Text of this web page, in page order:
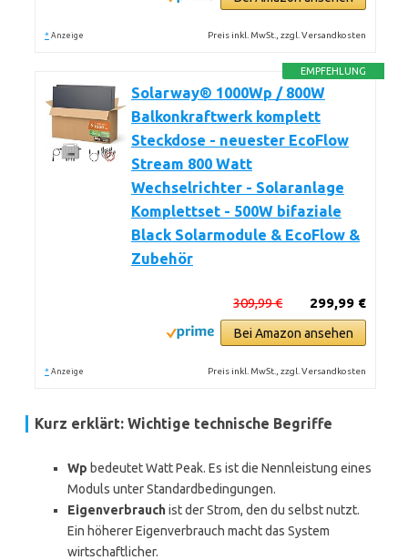
* Anzeige Preis inkl. MwSt., zzgl. Versandkosten
EMPFEHLUNG
Solarway® 1000Wp / 800W
Balkonkraftwerk komplett
Steckdose - neuester EcoFlow
Stream 800 Watt
Wechselrichter - Solaranlage
Komplettset - 500W bifaziale
Black Solarmodule & EcoFlow &
Zubehör
299,99 €
309,99 €
Bei Amazon ansehen
* Anzeige Preis inkl. MwSt., zzgl. Versandkosten
Kurz erklärt: Wichtige technische Begriffe
Wp bedeutet Watt Peak. Es ist die Nennleistung eines
Moduls unter Standardbedingungen.
Eigenverbrauchist der Strom, den du selbst nutzt.
Ein höherer Eigenverbrauch macht das System
wirtschaftlicher.